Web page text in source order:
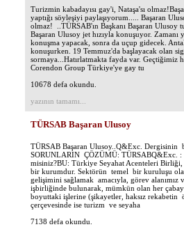
Turizmin kabadayısı gay'i, Nataşa'sı
yaptığı söyleşiyi paylaşıyorum..... Başaran
olmaz! ..TÜRSAB'ın Başkanı Başaran Ulusoy
Başaran Ulusoy jet hızıyla konuşuyor.
konuşma yapacak, sonra da uçup gidecek.
konuşurken. 19 Temmuz'da başlayacak olan
sormaya...Hatırlatmakta fayda var. Geçtiğimiz
Corendon Group Türkiye'ye gay tu
10678 defa okundu.
yazının tamamı...
TÜRSAB Başaran Ulusoy
TÜRSAB Başaran Ulusoy..Q&Exc. Dergisinin
SORUNLARIN ÇÖZÜMÜ: TÜRSABQ&Exc. :
misiniz?BU: Türkiye Seyahat Acenteleri
bir kurumdur. Sektörün temel bir kuruluşu
gelişimini sağlamak amacıyla, görev
işbirliğinde bulunarak, mümkün olan her
boyuttaki işlerine (şikayetler, haksız
çerçevesinde ise turizm ve seyaha
7138 defa okundu.